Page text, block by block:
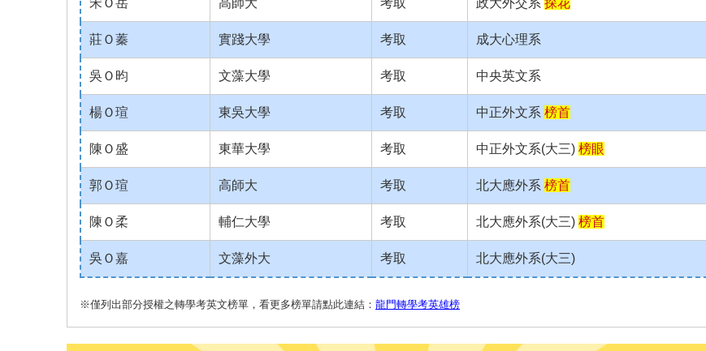
莊Ｏ蓁 實踐大學 考取 成大心理系
吳Ｏ昀 文藻大學 考取 中央英文系
楊Ｏ瑄 東吳大學 考取 中正外文系 榜首
陳Ｏ盛 東華大學 考取 中正外文系(大三) 榜眼
郭Ｏ瑄 高師大 考取 北大應外系 榜首
陳Ｏ柔 輔仁大學 考取 北大應外系(大三) 榜首
吳Ｏ嘉 文藻外大 考取 北大應外系(大三)
※僅列出部分授權之轉學考英文榜單，看更多榜單請點此連結： 龍門轉學考英雄榜